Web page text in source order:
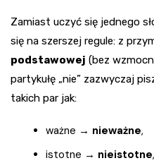
Zamiast uczyć się jednego
się na szerszej regule: z
podstawowej (bez
partykułę „nie” zazwyczaj
takich par jak:
ważne → nieważne,
istotne → nieistotne,